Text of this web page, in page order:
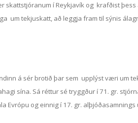
skattstjóranum í Reykjavík og krafðist
um tekjuskatt, að leggja fram til sýnis
á sér brotið þar sem upplýst væri um
sína. Sá réttur sé tryggður í 71. gr.
Evrópu og einnig í 17. gr.